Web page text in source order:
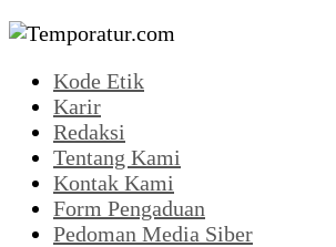
Kode Etik
Karir
Redaksi
Tentang Kami
Kontak Kami
Form Pengaduan
Pedoman Media Siber